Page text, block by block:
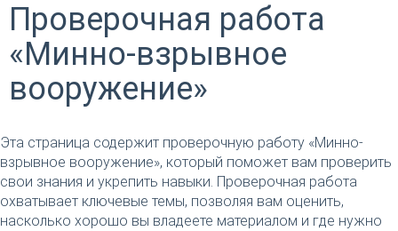
Проверочная работа
«Минно-взрывное
вооружение»
Эта страница содержит проверочную работу «Минно-
взрывное вооружение», который поможет вам проверить
свои знания и укрепить навыки. Проверочная работа
охватывает ключевые темы, позволяя вам оценить,
насколько хорошо вы владеете материалом и где нужно